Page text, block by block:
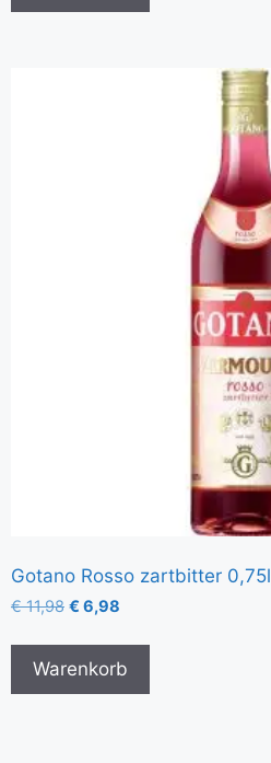
Gotano Rosso zartbitter 0,75l
€11,98 € 6,98
Warenkorb